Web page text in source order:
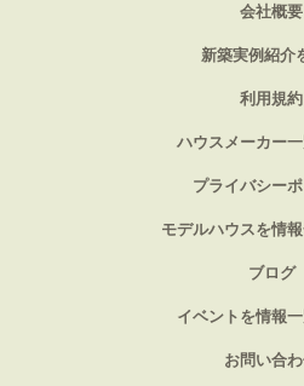
会社概要
新築実例紹介
利用規約
ハウスメーカー
プライバシー
モデルハウスを情
ブログ
イベントを情報
お問い合